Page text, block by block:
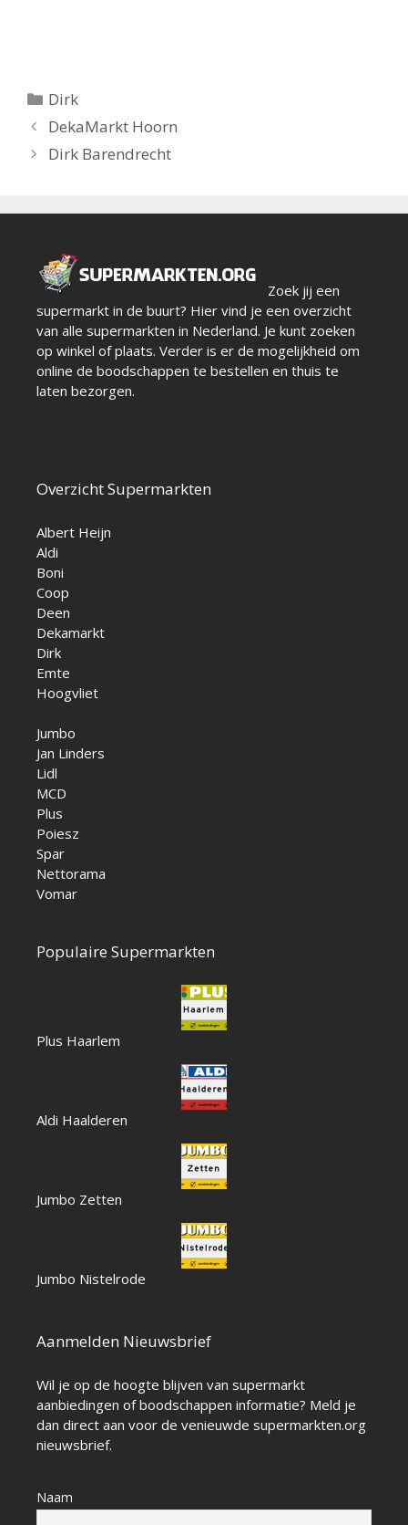
Categorieën
Dirk
Berichtnavigatie
DekaMarkt Hoorn
Dirk Barendrecht
Zoek jij een
supermarkt in de buurt? Hier vind je een overzicht
van alle supermarkten in Nederland. Je kunt zoeken
op winkel of plaats. Verder is er de mogelijkheid om
online de boodschappen te bestellen en thuis te
laten bezorgen.
Overzicht Supermarkten
Albert Heijn
Aldi
Boni
Coop
Deen
Dekamarkt
Dirk
Emte
Hoogvliet
Jumbo
Jan Linders
Lidl
MCD
Plus
Poiesz
Spar
Nettorama
Vomar
Populaire Supermarkten
Plus Haarlem
Aldi Haalderen
Jumbo Zetten
Jumbo Nistelrode
Aanmelden Nieuwsbrief
Wil je op de hoogte blijven van supermarkt
aanbiedingen of boodschappen informatie? Meld je
dan direct aan voor de venieuwde supermarkten.org
nieuwsbrief.
Naam